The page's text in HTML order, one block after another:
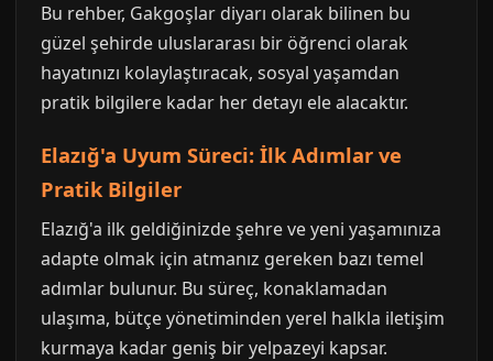
Bu rehber, Gakgoşlar diyarı olarak bilinen bu
güzel şehirde uluslararası bir öğrenci olarak
hayatınızı kolaylaştıracak, sosyal yaşamdan
pratik bilgilere kadar her detayı ele alacaktır.
Elazığ'a Uyum Süreci: İlk Adımlar ve
Pratik Bilgiler
Elazığ'a ilk geldiğinizde şehre ve yeni yaşamınıza
adapte olmak için atmanız gereken bazı temel
adımlar bulunur. Bu süreç, konaklamadan
ulaşıma, bütçe yönetiminden yerel halkla iletişim
kurmaya kadar geniş bir yelpazeyi kapsar.